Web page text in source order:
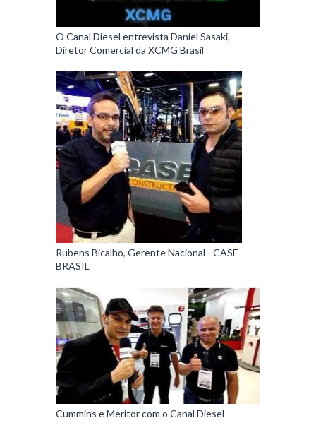
O Canal Diesel entrevista Daniel Sasaki,
Diretor Comercial da XCMG Brasil
Rubens Bicalho, Gerente Nacional - CASE
BRASIL
Cummins e Meritor com o Canal Diesel